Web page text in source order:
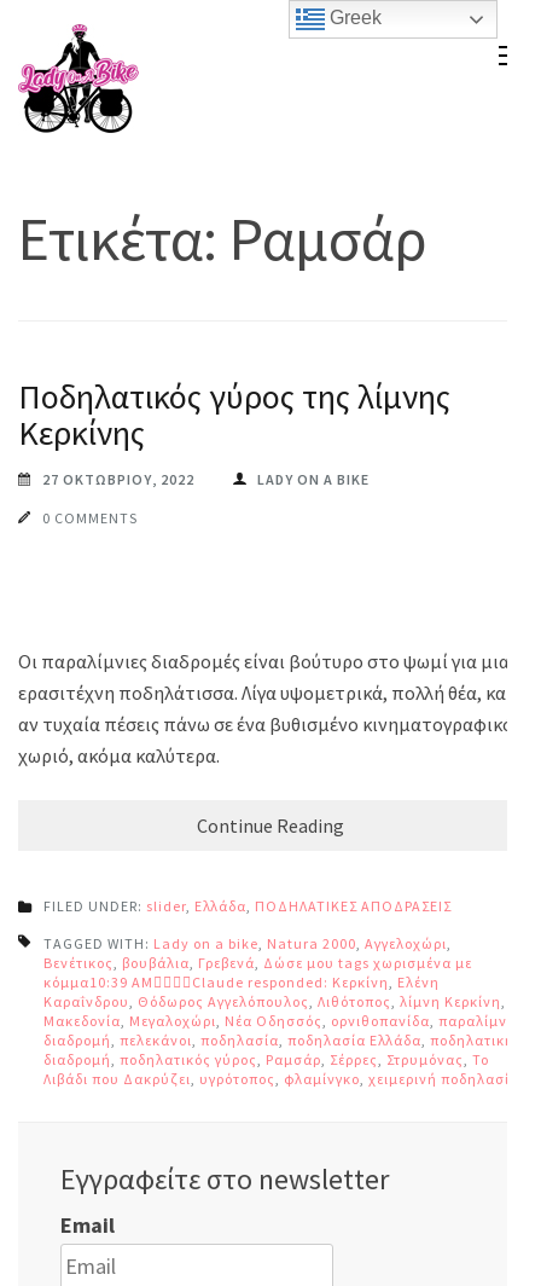
content
(Press
Ετικέτα: Ραμσάρ
Ποδηλατικός γύρος της λίμνης
Κερκίνης
27 ΟΚΤΩΒΡΊΟΥ, 2022 LADY ON A BIKE
0 COMMENTS
Οι παραλίμνιες διαδρομές είναι βούτυρο στο ψωμί για μια
ερασιτέχνη ποδηλάτισσα. Λίγα υψομετρικά, πολλή θέα, και
αν τυχαία πέσεις πάνω σε ένα βυθισμένο κινηματογραφικό
χωριό, ακόμα καλύτερα.
Continue Reading
FILED UNDER: slider, Ελλάδα, ΠΟΔΗΛΑΤΙΚΕΣ ΑΠΟΔΡΑΣΕΙΣ
TAGGED WITH: Lady on a bike, Natura 2000, Αγγελοχώρι,
Βενέτικος, βουβάλια, Γρεβενά, Δώσε μου tags χωρισμένα με
κόμμα10:39 AMClaude responded: Κερκίνη, Ελένη
Καραΐνδρου, Θόδωρος Αγγελόπουλος, Λιθότοπος, λίμνη Κερκίνη,
Μακεδονία, Μεγαλοχώρι, Νέα Οδησσός, ορνιθοπανίδα, παραλίμνια
διαδρομή, πελεκάνοι, ποδηλασία, ποδηλασία Ελλάδα, ποδηλατική
διαδρομή, ποδηλατικός γύρος, Ραμσάρ, Σέρρες, Στρυμόνας, Το
Λιβάδι που Δακρύζει, υγρότοπος, φλαμίνγκο, χειμερινή ποδηλασία
Εγγραφείτε στο newsletter
Email
Greek